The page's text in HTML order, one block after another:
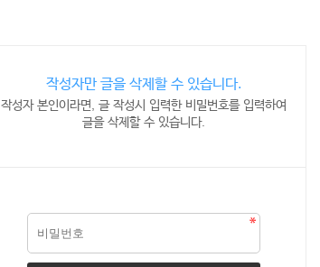
작성자만 글을 삭제할 수 있습니다.
작성자 본인이라면, 글 작성시 입력한 비밀번호를 입력하여
글을 삭제할 수 있습니다.